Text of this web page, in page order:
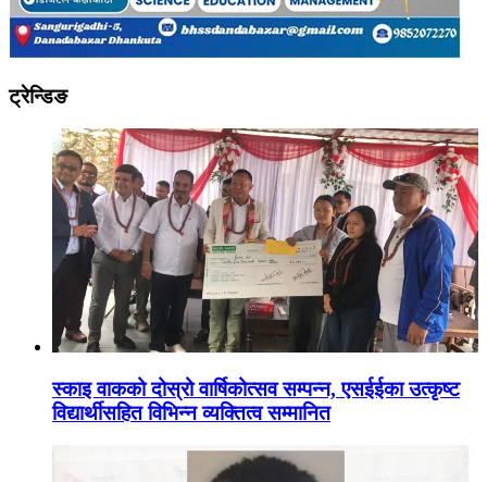
ट्रेन्डिङ
स्काइ वाकको दोस्रो वार्षिकोत्सव सम्पन्न, एसईईका उत्कृष्ट
विद्यार्थीसहित विभिन्न व्यक्तित्व सम्मानित